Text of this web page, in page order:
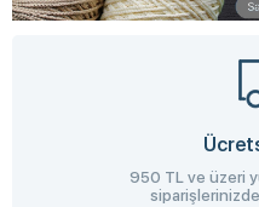
950 TL ve üzeri
siparişlerinizde